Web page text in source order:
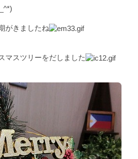
がきましたね
マスツリーをだしました